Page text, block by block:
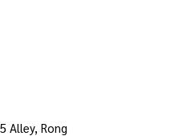
Alley, Rong